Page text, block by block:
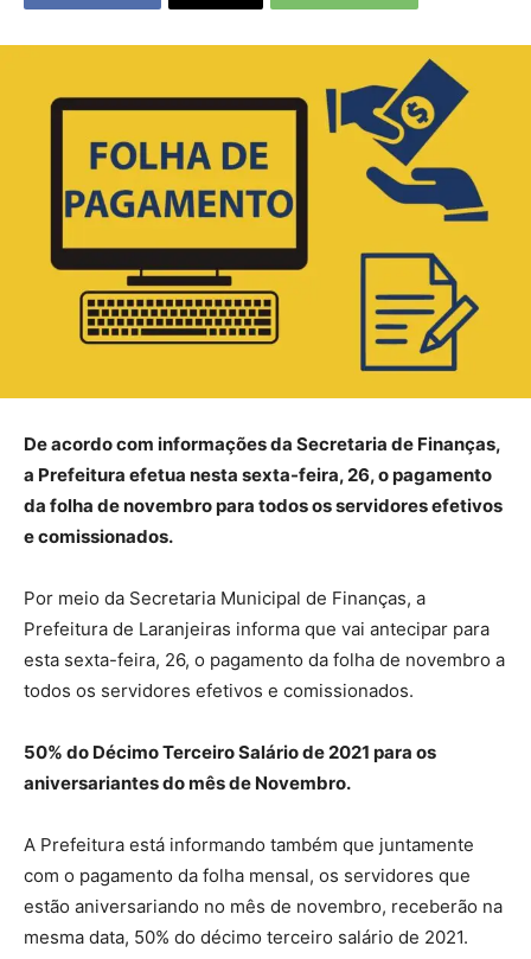
De acordo com informações da Secretaria de Finanças,
a Prefeitura efetua nesta sexta-feira, 26, o pagamento
da folha de novembro para todos os servidores efetivos
e comissionados.
Por meio da Secretaria Municipal de Finanças, a
Prefeitura de Laranjeiras informa que vai antecipar para
esta sexta-feira, 26, o pagamento da folha de novembro a
todos os servidores efetivos e comissionados.
50% do Décimo Terceiro Salário de 2021 para os
aniversariantes do mês de Novembro.
A Prefeitura está informando também que juntamente
com o pagamento da folha mensal, os servidores que
estão aniversariando no mês de novembro, receberão na
mesma data, 50% do décimo terceiro salário de 2021.